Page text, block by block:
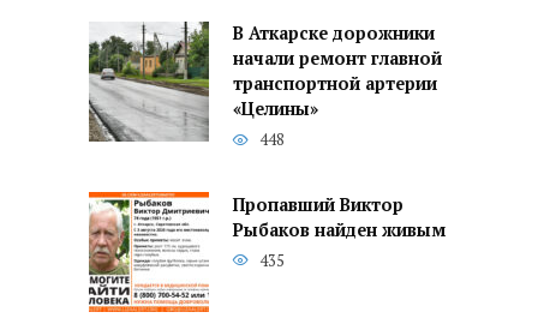
В Аткарске дорожники
начали ремонт главной
транспортной артерии
«Целины»
448
Пропавший Виктор
Рыбаков найден живым
435